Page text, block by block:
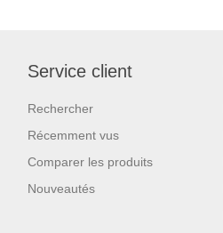
Service client
Rechercher
Récemment vus
Comparer les produits
Nouveautés